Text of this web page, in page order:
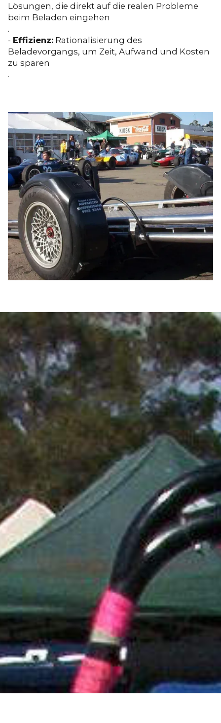
Lösungen, die direkt auf die realen Probleme
beim Beladen eingehen
.
- Effizienz: Rationalisierung des
Beladevorgangs, um Zeit, Aufwand und Kosten
zu sparen
.